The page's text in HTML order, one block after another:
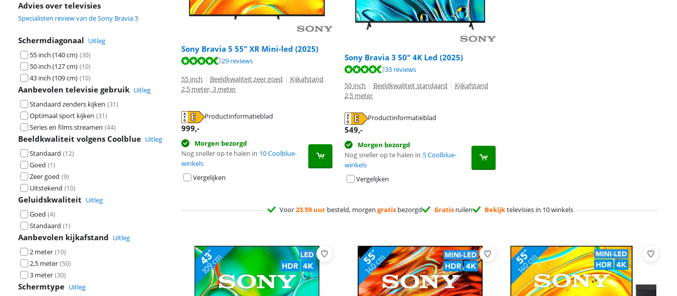
Advies over televisies
Specialisten review van de Sony Bravia 3
Schermdiagonaal Uitleg
55 inch (140 cm) (30)
50 inch (127 cm) (10)
43 inch (109 cm) (10)
Aanbevolen televisie gebruik Uitleg
Standaard zenders kijken (31)
Optimaal sport kijken (31)
Series en films streamen (44)
Beeldkwaliteit volgens Coolblue Uitleg
Standaard (12)
Goed (1)
Zeer goed (9)
Uitstekend (10)
Geluidskwaliteit Uitleg
Goed (4)
Standaard (1)
Aanbevolen kijkafstand Uitleg
2 meter (10)
2,5 meter (50)
3 meter (30)
Schermtype Uitleg
Sony Bravia 5 55" XR Mini-led (2025)
Beoordeling is 9,0 van de 10, gebaseerd op 29 reviews.
29 reviews
55 inch | Beeldkwaliteit zeer goed | Kijkafstand
2,5 meter, 3 meter
Productinformatieblad
opent in nieuw tabblad
999,-
Morgen bezorgd
Nog sneller op te halen in 10 Coolblue-
winkels
Vergelijken
Sony Bravia 3 50" 4K Led (2025)
33 reviews
50 inch | Beeldkwaliteit standaard | Kijkafstand
2,5 meter
Productinformatieblad
opent in nieuw tabblad
549,-
Morgen bezorgd
Nog sneller op te halen in 5 Coolblue-
winkels
Vergelijken
Voor23.59 uurbesteld, morgen gratisbezorgd Gratisruilen Bekijktelevisies in 10 winkels